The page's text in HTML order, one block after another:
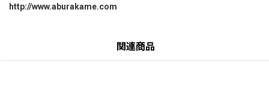
http://www.aburakame.com
関連商品